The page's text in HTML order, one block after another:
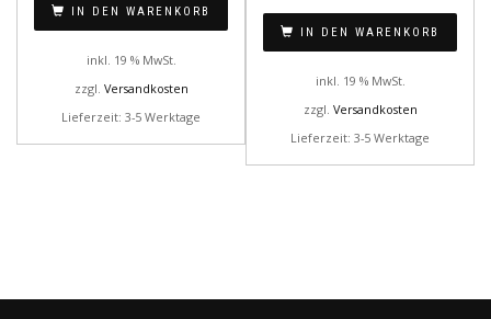
IN DEN WARENKORB
inkl. 19 % MwSt.
zzgl. Versandkosten
Lieferzeit: 3-5 Werktage
IN DEN WARENKORB
inkl. 19 % MwSt.
zzgl. Versandkosten
Lieferzeit: 3-5 Werktage